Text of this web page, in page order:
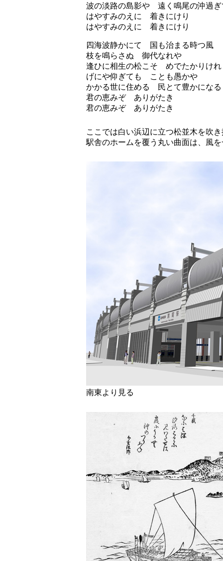
波の淡路の島影や 遠く鳴尾の沖過ぎ
はやすみのえに 着きにけり
はやすみのえに 着きにけり
四海波静かにて 国も治まる時つ風
枝を鳴らさぬ 御代なれや
逢ひに相生の松こそ めでたかりけれ
げにや仰ぎても ことも愚かや
かかる世に住める 民とて豊かになる
君の恵みぞ ありがたき
君の恵みぞ ありがたき
ここでは白い浜辺に立つ松並木を吹
駅舎のホームを覆う丸い曲面は、風
南東より見る